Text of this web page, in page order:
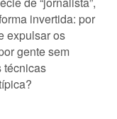
invertida: por
expulsar os
gente sem
técnicas